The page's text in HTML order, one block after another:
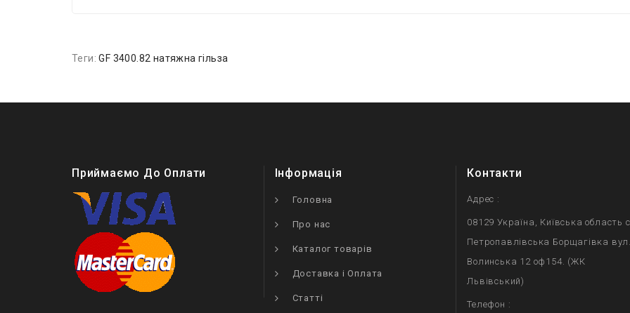
Теги:GF 3400.82 натяжна гільза
Приймаємо До Оплати Інформація
Головна
Про нас
Каталог товарів
Доставка і Оплата
Статті
Контакти
Адрес :
08129 Україна, Київська область
Петропавлівська Борщагівка
Волинська 12 оф154. (ЖК
Львівський)
Телефон :